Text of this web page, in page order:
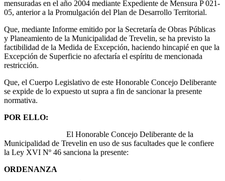
mensuradas en el año 2004 mediante Expediente de Mensura P 021-
05, anterior a la Promulgación del Plan de Desarrollo Territorial.
Que, mediante Informe emitido por la Secretaría de Obras Públicas
y Planeamiento de la Municipalidad de Trevelin, se ha previsto la
factibilidad de la Medida de Excepción, haciendo hincapié en que la
Excepción de Superficie no afectaría el espíritu de mencionada
restricción.
Que, el Cuerpo Legislativo de este Honorable Concejo Deliberante
se expide de lo expuesto ut supra a fin de sancionar la presente
normativa.
POR ELLO:
El Honorable Concejo Deliberante de la
Municipalidad de Trevelin en uso de sus facultades que le confiere
la Ley XVI Nº 46 sanciona la presente:
ORDENANZA